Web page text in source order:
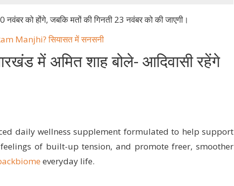
को होंगे, जबकि मतों की गिनती 23 नवंबर को की जाएगी।
Manjhi? सियासत में सनसनी
में अमित शाह बोले- आदिवासी रहेंगे
daily wellness supplement formulated to help support
of built-up tension, and promote freer, smoother
everyday life.